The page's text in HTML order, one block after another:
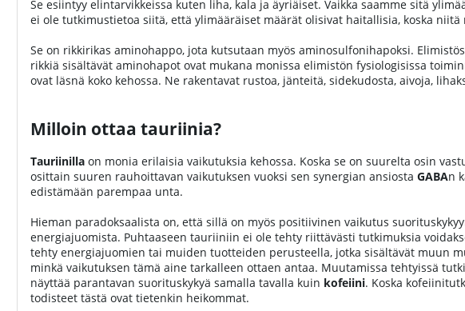
Se esiintyy elintarvikkeissa kuten liha, kala ja äyriäiset. Vaikka saamme sitä
ei ole tutkimustietoa siitä, että ylimääräiset määrät olisivat haitallisia, koska
Se on rikkirikas aminohappo, jota kutsutaan myös aminosulfonihapoksi.
rikkiä sisältävät aminohapot ovat mukana monissa elimistön fysiologisissa
ovat läsnä koko kehossa. Ne rakentavat rustoa, jänteitä, sidekudosta, aivoja,
Milloin ottaa tauriinia?
Tauriinilla on monia erilaisia vaikutuksia kehossa. Koska se on suurelta osin
osittain suuren rauhoittavan vaikutuksen vuoksi sen synergian ansiosta GABAn
edistämään parempaa unta.
Hieman paradoksaalista on, että sillä on myös positiivinen vaikutus
energiajuomista. Puhtaaseen tauriiniin ei ole tehty riittävästi tutkimuksia
tehty energiajuomien tai muiden tuotteiden perusteella, jotka sisältävät muun
minkä vaikutuksen tämä aine tarkalleen ottaen antaa. Muutamissa tehtyissä
näyttää parantavan suorituskykyä samalla tavalla kuin kofeiini. Koska
todisteet tästä ovat tietenkin heikommat.